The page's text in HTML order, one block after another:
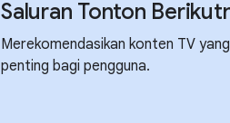
Saluran Tonton
Merekomendasikan konten TV
penting bagi pengguna.